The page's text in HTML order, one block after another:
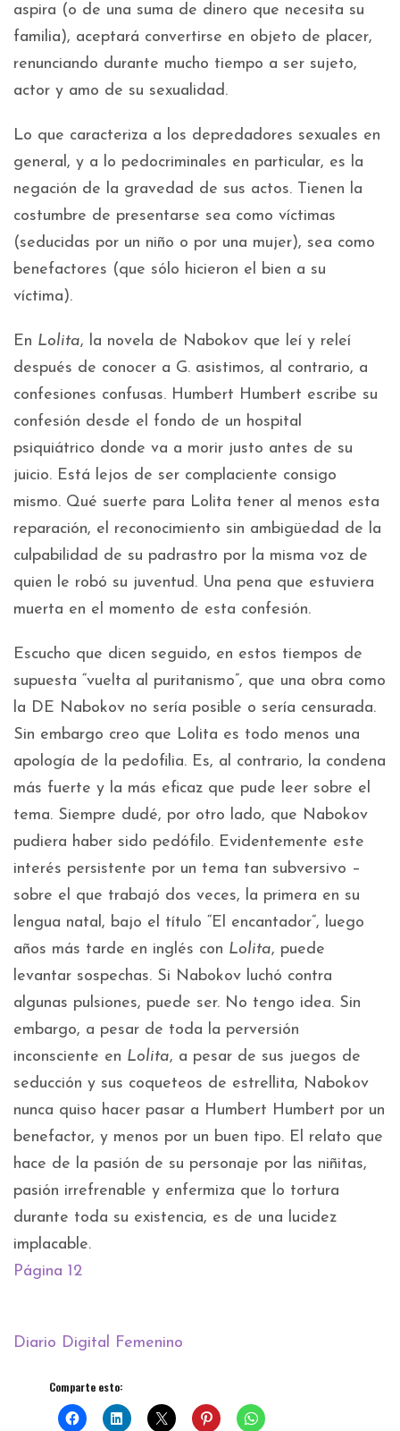
aspira (o de una suma de dinero que necesita su
familia), aceptará convertirse en objeto de placer,
renunciando durante mucho tiempo a ser sujeto,
actor y amo de su sexualidad.
Lo que caracteriza a los depredadores sexuales en
general, y a lo pedocriminales en particular, es la
negación de la gravedad de sus actos. Tienen la
costumbre de presentarse sea como víctimas
(seducidas por un niño o por una mujer), sea como
benefactores (que sólo hicieron el bien a su
víctima).
En Lolita, la novela de Nabokov que leí y releí
después de conocer a G. asistimos, al contrario, a
confesiones confusas. Humbert Humbert escribe su
confesión desde el fondo de un hospital
psiquiátrico donde va a morir justo antes de su
juicio. Está lejos de ser complaciente consigo
mismo. Qué suerte para Lolita tener al menos esta
reparación, el reconocimiento sin ambigüedad de la
culpabilidad de su padrastro por la misma voz de
quien le robó su juventud. Una pena que estuviera
muerta en el momento de esta confesión.
Escucho que dicen seguido, en estos tiempos de
supuesta “vuelta al puritanismo”, que una obra como
la DE Nabokov no sería posible o sería censurada.
Sin embargo creo que Lolita es todo menos una
apología de la pedofilia. Es, al contrario, la condena
más fuerte y la más eficaz que pude leer sobre el
tema. Siempre dudé, por otro lado, que Nabokov
pudiera haber sido pedófilo. Evidentemente este
interés persistente por un tema tan subversivo –
sobre el que trabajó dos veces, la primera en su
lengua natal, bajo el título “El encantador”, luego
años más tarde en inglés con Lolita, puede
levantar sospechas. Si Nabokov luchó contra
algunas pulsiones, puede ser. No tengo idea. Sin
embargo, a pesar de toda la perversión
inconsciente en Lolita, a pesar de sus juegos de
seducción y sus coqueteos de estrellita, Nabokov
nunca quiso hacer pasar a Humbert Humbert por un
benefactor, y menos por un buen tipo. El relato que
hace de la pasión de su personaje por las niñitas,
pasión irrefrenable y enfermiza que lo tortura
durante toda su existencia, es de una lucidez
implacable.
Página 12
Diario Digital Femenino
Comparte esto: